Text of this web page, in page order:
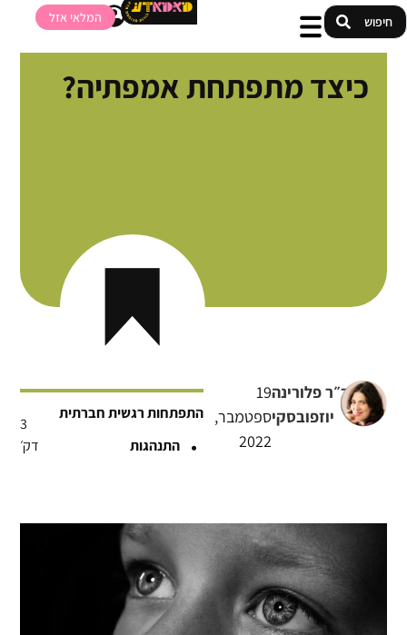
המלאי אזל
כיצד מתפתחת אמפתיה?
3
דק׳
התפתחות רגשית חברתית
· התנהגות
19
ספטמבר,
2022
ד״ר פלורינה
יוזפובסקי